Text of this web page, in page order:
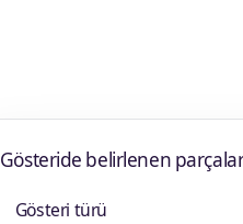
Gösteride belirlenen
Gösteri türü